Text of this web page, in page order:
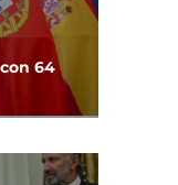
64